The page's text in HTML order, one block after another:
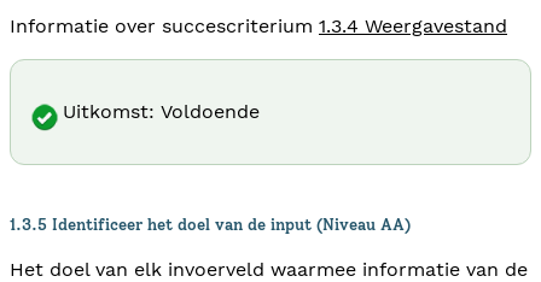
Informatie over succescriterium 1.3.4 Weergavestand
Uitkomst: Voldoende
1.3.5 Identificeer het doel van de input (Niveau AA)
Het doel van elk invoerveld waarmee informatie van de